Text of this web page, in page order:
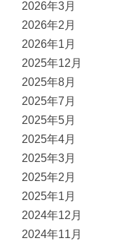
2026年3月
2026年2月
2026年1月
2025年12月
2025年8月
2025年7月
2025年5月
2025年4月
2025年3月
2025年2月
2025年1月
2024年12月
2024年11月